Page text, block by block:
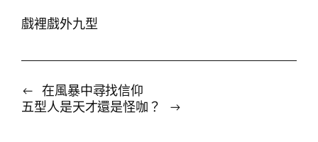
戲裡戲外九型
← 在風暴中尋找信仰
五型人是天才還是怪咖？
→